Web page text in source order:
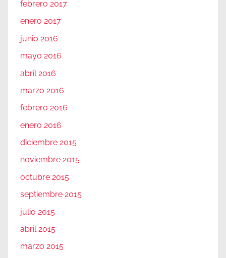
febrero 2017
enero 2017
junio 2016
mayo 2016
abril 2016
marzo 2016
febrero 2016
enero 2016
diciembre 2015
noviembre 2015
octubre 2015
septiembre 2015
julio 2015
abril 2015
marzo 2015